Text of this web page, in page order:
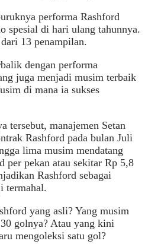
performa Rashford
spesial di hari ulang tahunnya.
13 penampilan.
dengan performa
juga menjadi musim terbaik
di mana ia sukses
tersebut, manajemen Setan
Rashford pada bulan Juli
lima musim mendatang
per pekan atau sekitar Rp 5,8
Rashford sebagai
termahal.
yang asli? Yang musim
golnya? Atau yang kini
mengoleksi satu gol?